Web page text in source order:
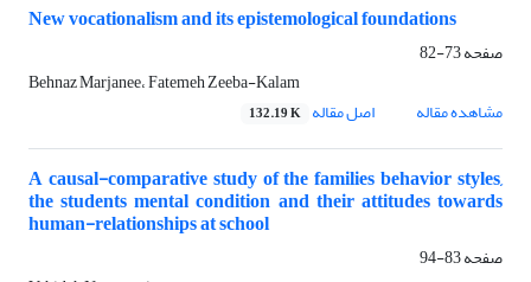
New vocationalism and its epistemological foundations
صفحه73-82
Behnaz Marjanee، Fatemeh Zeeba-Kalam
مشاهده مقاله
اصل مقاله 132.19 K
A causal-comparative study of the families behavior styles,
the students mental condition and their attitudes towards
human-relationships at school
صفحه83-94